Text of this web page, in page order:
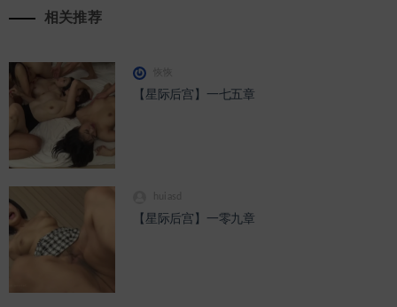
相关推荐
【星际后宫】一七五章
【星际后宫】一零九章